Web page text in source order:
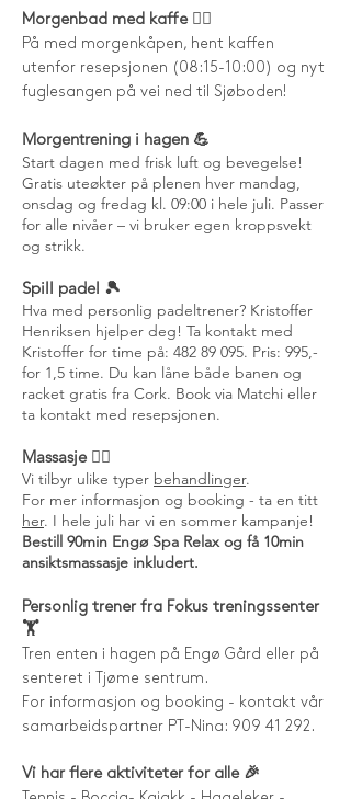
Morgenbad med kaffe 🏊‍♂️
På med morgenkåpen, hent kaffen
utenfor resepsjonen (08:15-10:00) og nyt
fuglesangen på vei ned til Sjøboden!
Morgentrening i hagen 💪
Start dagen med frisk luft og bevegelse!
Gratis uteøkter på plenen hver mandag,
onsdag og fredag kl. 09:00 i hele juli. Passer
for alle nivåer – vi bruker egen kroppsvekt
og strikk.
Spill padel 🎾
Hva med personlig padeltrener? Kristoffer
Henriksen hjelper deg! Ta kontakt med
Kristoffer for time på: 482 89 095. Pris: 995,-
for 1,5 time. Du kan låne både banen og
racket gratis fra Cork. Book via Matchi eller
ta kontakt med resepsjonen.
Massasje 💆‍♀️
Vi tilbyr ulike typer behandlinger.
For mer informasjon og booking - ta en titt
her. I hele juli har vi en sommer kampanje!
Bestill 90min Engø Spa Relax og få 10min
ansiktsmassasje inkludert.
Personlig trener fra Fokus treningssenter
🏋️
Tren enten i hagen på Engø Gård eller på
senteret i Tjøme sentrum.
For informasjon og booking - kontakt vår
samarbeidspartner PT-Nina: 909 41 292.
Vi har flere aktiviteter for alle 🎉